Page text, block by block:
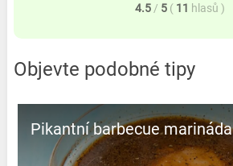
4.5 / 5 ( 11 hlasů )
Objevte podobné tipy
Pikantní barbecue marináda